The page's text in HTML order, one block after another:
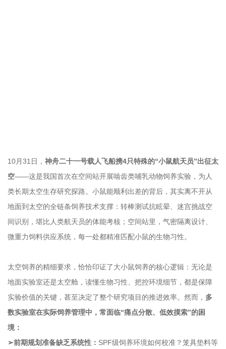
10月31日， 神舟二十一号载人飞船携4只特殊的“小鼠航天员”出征太
空——这是我国首次在空间站开展啮齿类哺乳动物饲养实验，为人
类长期太空生存研究探路。小鼠能顺利出差的背后，其实离不开从
地面到太空的全链条饲养技术支撑：转棒测试抗眩晕、迷宫挑战空
间识别，堪比人类航天员的体能考核；空间站里，气密隔离设计、
微重力饲料供应系统，每一处都精准匹配小鼠的生物习性。
太空饲养的精细要求，恰恰印证了大小鼠饲养的核心逻辑：无论是
地面实验室还是太空舱，读懂生物习性、把控环境细节，都是保障
实验价值的关键，甚至决定了整个研究项目的推进效率。然而， 多
数实验室在实际饲养管理中，常面临“痛点分散、低效摸索”的困
境：
➢前期规划准备缺乏系统性： SPF级饲养环境如何校准？笼具垫料等